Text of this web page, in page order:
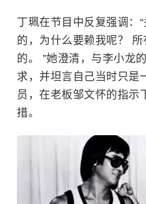
丁珮在节目中反复强调：
的，为什么要赖我呢？
的。 ”她澄清，与李小龙
求，并坦言自己当时只是
员，在老板邹文怀的指示
措。